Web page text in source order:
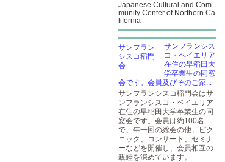
Japanese Cultural and Com
munity Center of Northern Ca
lifornia
サンフランシス
コ・ベイエリア
在住の早稲田大
学卒業生の同窓
会です。会員及びそのご家...
サンフランシスコ稲門会はサ
ンフランシスコ・ベイエリア
在住の早稲田大学卒業生の同
窓会です。会員は約100名
で、年一回の総会の他、ピク
ニック、コンサート、セミナ
ーなどを開催し、会員相互の
親睦を深めています。